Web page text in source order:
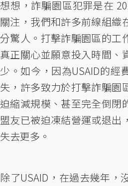
想想，詐騙園區犯罪是在
關注，我們和許多前線組織
分驚人。打擊詐騙園區的工
真正關心並願意投入時間、
少。如今，因為USAID的經
失，許多致力於打擊詐騙園
迫縮減規模、甚至完全倒閉
盟友已被迫凍結營運或退出
失去更多。
除了USAID，在過去幾年，